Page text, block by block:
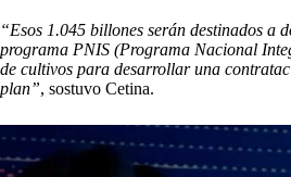
“Esos 1.045 billones serán destinados a
programa PNIS (Programa Nacional
de cultivos para desarrollar una
plan”, sostuvo Cetina.